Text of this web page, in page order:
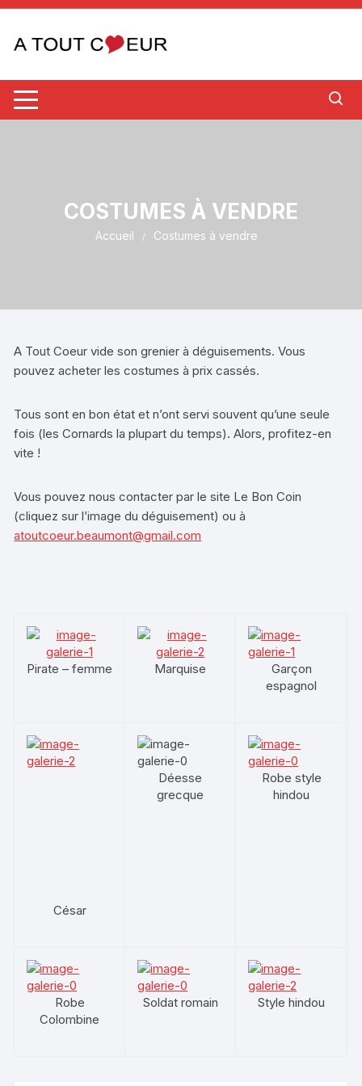
Aller
contenu
COSTUMES À VENDRE
Accueil Costumes à vendre
A Tout Coeur vide son grenier à déguisements. Vous
pouvez acheter les costumes à prix cassés.
Tous sont en bon état et n’ont servi souvent qu’une seule
fois (les Cornards la plupart du temps). Alors, profitez-en
vite !
Vous pouvez nous contacter par le site Le Bon Coin
(cliquez sur l’image du déguisement) ou à
atoutcoeur.beaumont@gmail.com
Pirate – femme Marquise
Garçon
espagnol
César
Déesse
grecque
Robe style
hindou
Robe
Colombine
Soldat romain Style hindou